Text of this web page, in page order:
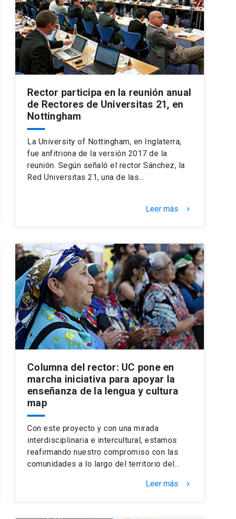
Rector participa en la reunión anual
de Rectores de Universitas 21, en
Nottingham
La University of Nottingham, en Inglaterra,
fue anfitriona de la versión 2017 de la
reunión. Según señaló el rector Sánchez, la
Red Universitas 21, una de las…
Leer más keyboard_arrow_right
Columna del rector: UC pone en
marcha iniciativa para apoyar la
enseñanza de la lengua y cultura
map
Con este proyecto y con una mirada
interdisciplinaria e intercultural, estamos
reafirmando nuestro compromiso con las
comunidades a lo largo del territorio del…
Leer más keyboard_arrow_right